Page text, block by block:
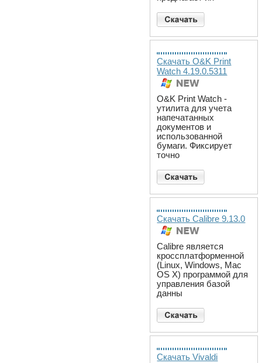
Скачать O&K Print
Watch 4.19.0.5311
O&K Print Watch -
утилита для учета
напечатанных
документов и
использованной
бумаги. Фиксирует
точно
Скачать Calibre 9.13.0
Calibre является
кроссплатформенной
(Linux, Windows, Mac
OS X) программой для
управления базой
данны
Скачать Vivaldi